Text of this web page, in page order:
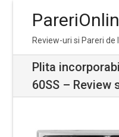
navigation
content
Review-uri si Pareri de
Plita
60SS – Review